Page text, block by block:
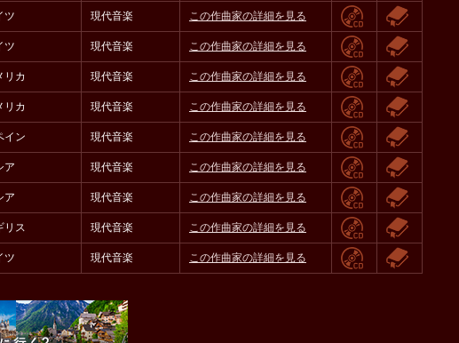
ツ 現代音楽 この作曲家の詳細を見る
ツ 現代音楽 この作曲家の詳細を見る
リカ 現代音楽 この作曲家の詳細を見る
リカ 現代音楽 この作曲家の詳細を見る
イン 現代音楽 この作曲家の詳細を見る
ア 現代音楽 この作曲家の詳細を見る
ア 現代音楽 この作曲家の詳細を見る
リス 現代音楽 この作曲家の詳細を見る
ツ 現代音楽 この作曲家の詳細を見る